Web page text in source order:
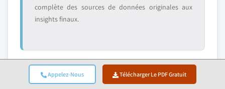
Appelez-Nous Télécharger Le PDF Gratuit
complète des sources de données originales aux
insights finaux.
2. Recherche Primaire